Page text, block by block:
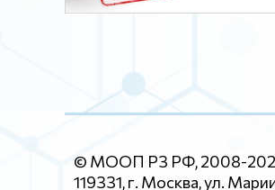
© МООП РЗ РФ, 2008-
119331, г. Москва, ул.